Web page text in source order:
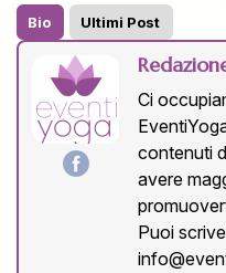
Bio Ultimi Post
Ci
contenuti
avere
Puoi